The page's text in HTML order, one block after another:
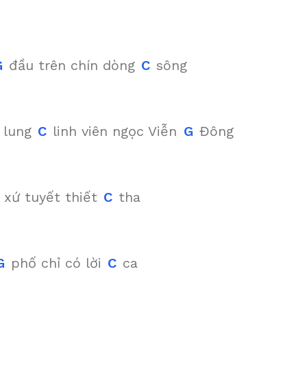
đầu trên chín dòng C sông
C linh viên ngọc Viễn G Đông
tuyết thiết C tha
phố chỉ có lời C ca